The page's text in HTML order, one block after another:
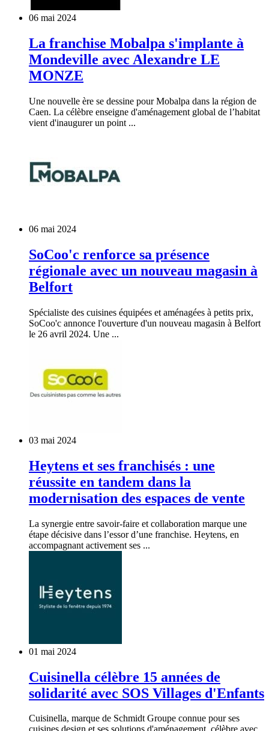
06 mai 2024
La franchise Mobalpa s'implante à
Mondeville avec Alexandre LE
MONZE
Une nouvelle ère se dessine pour Mobalpa dans la région de
Caen. La célèbre enseigne d'aménagement global de l’habitat
vient d'inaugurer un point ...
06 mai 2024
SoCoo'c renforce sa présence
régionale avec un nouveau magasin à
Belfort
Spécialiste des cuisines équipées et aménagées à petits prix,
SoCoo'c annonce l'ouverture d'un nouveau magasin à Belfort
le 26 avril 2024. Une ...
03 mai 2024
Heytens et ses franchisés : une
réussite en tandem dans la
modernisation des espaces de vente
La synergie entre savoir-faire et collaboration marque une
étape décisive dans l’essor d’une franchise. Heytens, en
accompagnant activement ses ...
01 mai 2024
Cuisinella célèbre 15 années de
solidarité avec SOS Villages d'Enfants
Cuisinella, marque de Schmidt Groupe connue pour ses